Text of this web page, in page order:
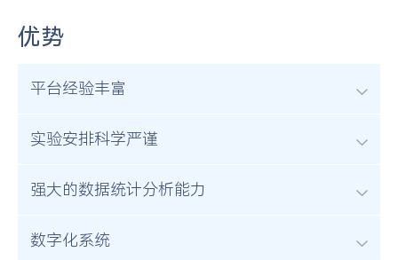
优势
平台经验丰富
实验安排科学严谨
强大的数据统计分析能力
数字化系统